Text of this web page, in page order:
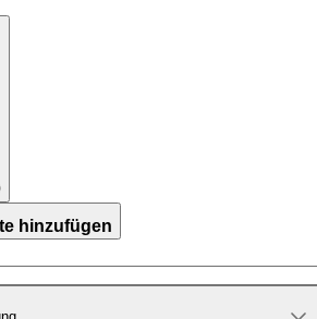
hinzufügen